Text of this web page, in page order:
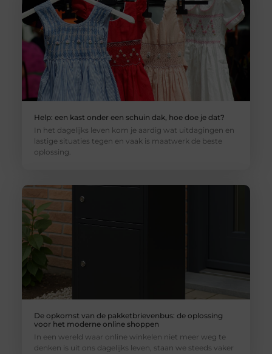
Help: een kast onder een schuin dak, hoe doe je dat?
In het dagelijks leven kom je aardig wat uitdagingen en
lastige situaties tegen en vaak is maatwerk de beste
oplossing.
De opkomst van de pakketbrievenbus: de oplossing
voor het moderne online shoppen
In een wereld waar online winkelen niet meer weg te
denken is uit ons dagelijks leven, staan we steeds vaker